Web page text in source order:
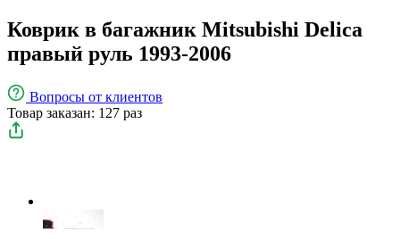
Коврик в багажник Mitsubishi Delica
правый руль 1993-2006
Вопросы от клиентов
Товар заказан: 127 раз